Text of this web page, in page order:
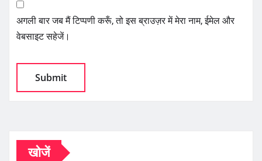
अगली बार जब मैं टिप्पणी करूँ, तो इस ब्राउज़र में मेरा नाम, ईमेल और
वेबसाइट सहेजें।
खोजें